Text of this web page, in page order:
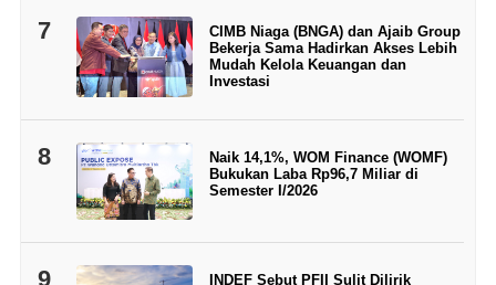
7
CIMB Niaga (BNGA) dan Ajaib Group
Bekerja Sama Hadirkan Akses Lebih
Mudah Kelola Keuangan dan
Investasi
8
Naik 14,1%, WOM Finance (WOMF)
Bukukan Laba Rp96,7 Miliar di
Semester I/2026
9 INDEF Sebut PFII Sulit Dilirik